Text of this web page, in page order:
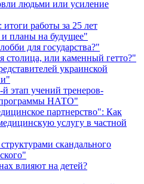
людьми или усиление
итоги работы за 25 лет
планы на будущее"
для государства?"
столица, или каменный гетто?"
украинской
этап учений тренеров-
программы НАТО"
партнерство": Как
услугу в частной
скандального
влияют на детей?